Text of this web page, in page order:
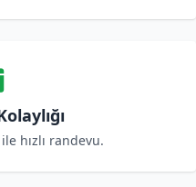
hızlı randevu.